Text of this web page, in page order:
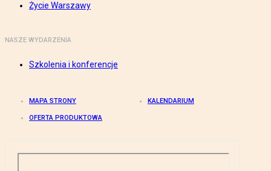
Życie Warszawy
NASZE WYDARZENIA
Szkolenia i konferencje
MAPA STRONY KALENDARIUM
OFERTA PRODUKTOWA